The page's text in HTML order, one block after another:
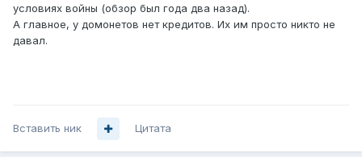
условиях войны (обзор был года два назад).
А главное, у домонетов нет кредитов. Их им просто никто не
давал.
Вставить ник Цитата